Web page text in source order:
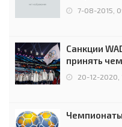
7-08-2015,
Санкции
принять
чемпионов.
20-12-2020,